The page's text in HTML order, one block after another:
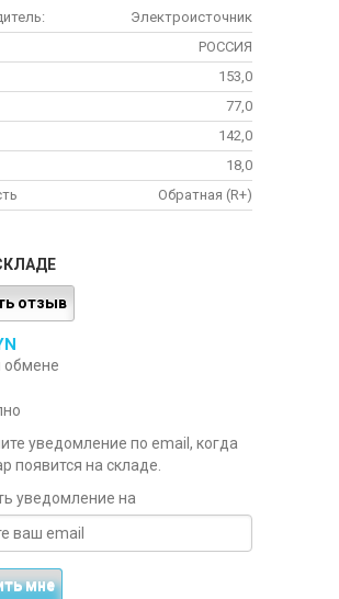
Электроисточник
РОССИЯ
153,0
77,0
142,0
18,0
Обратная (R+)
отзыв
обмене
уведомление по email, когда
появится на складе.
уведомление на
мне